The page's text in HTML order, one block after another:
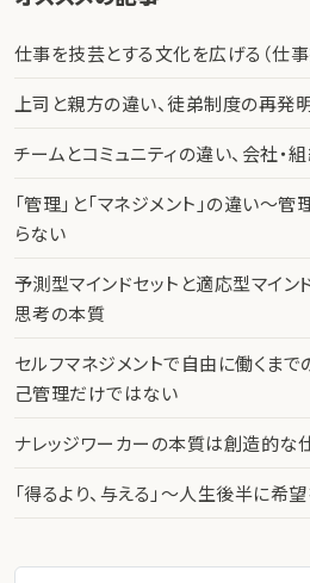
仕事を技芸とする文化を広げる（仕事
上司と親方の違い、徒弟制度の再発
チームとコミュニティの違い、会社・
「管理」と「マネジメント」の違い〜
らない
予測型マインドセットと適応型マイン
思考の本質
セルフマネジメントで自由に働くまで
己管理だけではない
ナレッジワーカーの本質は創造的な
「得るより、与える」〜人生後半に希